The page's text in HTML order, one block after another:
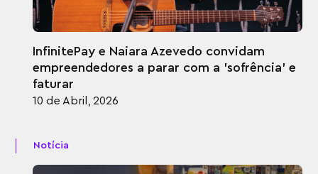
InfinitePay e Naiara Azevedo convidam
empreendedores a parar com a 'sofrência' e
faturar
10 de Abril, 2026
Notícia